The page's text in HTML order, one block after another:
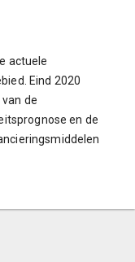
actuele
Eind 2020
de
en de